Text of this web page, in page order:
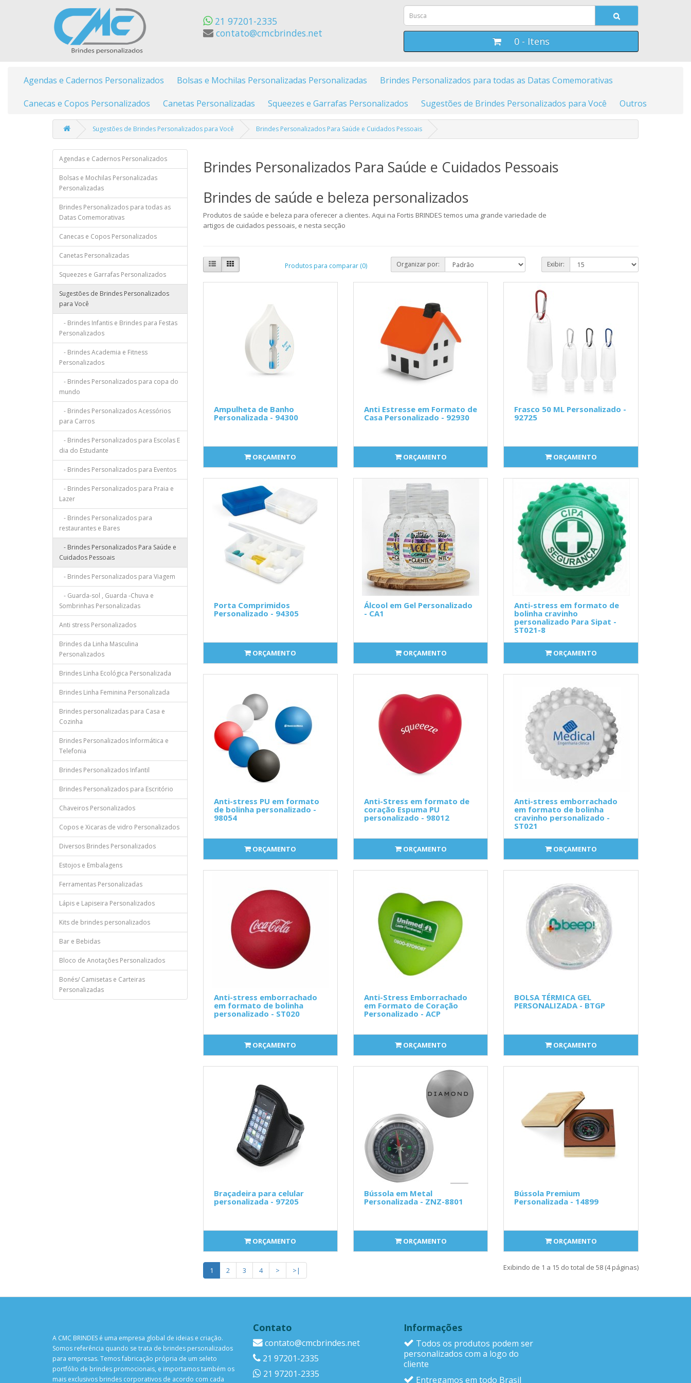
21 97201-2335
contato@cmcbrindes.net
0 - Itens
Agendas e Cadernos Personalizados Bolsas e Mochilas Personalizadas Personalizadas Brindes Personalizados para todas as Datas Comemorativas
Canecas e Copos Personalizados Canetas Personalizadas Squeezes e Garrafas Personalizados Sugestões de Brindes Personalizados para Você Outros
Sugestões de Brindes Personalizados para Você Brindes Personalizados Para Saúde e Cuidados Pessoais
Agendas e Cadernos Personalizados
Bolsas e Mochilas Personalizadas
Personalizadas
Brindes Personalizados para todas as
Datas Comemorativas
Canecas e Copos Personalizados
Canetas Personalizadas
Squeezes e Garrafas Personalizados
Sugestões de Brindes Personalizados
para Você
- Brindes Infantis e Brindes para Festas
Personalizados
- Brindes Academia e Fitness
Personalizados
- Brindes Personalizados para copa do
mundo
- Brindes Personalizados Acessórios
para Carros
- Brindes Personalizados para Escolas E
dia do Estudante
- Brindes Personalizados para Eventos
- Brindes Personalizados para Praia e
Lazer
- Brindes Personalizados para
restaurantes e Bares
- Brindes Personalizados Para Saúde e
Cuidados Pessoais
- Brindes Personalizados para Viagem
- Guarda-sol , Guarda -Chuva e
Sombrinhas Personalizadas
Anti stress Personalizados
Brindes da Linha Masculina
Personalizados
Brindes Linha Ecológica Personalizada
Brindes Linha Feminina Personalizada
Brindes personalizadas para Casa e
Cozinha
Brindes Personalizados Informática e
Telefonia
Brindes Personalizados Infantil
Brindes Personalizados para Escritório
Chaveiros Personalizados
Copos e Xicaras de vidro Personalizados
Diversos Brindes Personalizados
Estojos e Embalagens
Ferramentas Personalizadas
Lápis e Lapiseira Personalizados
Kits de brindes personalizados
Bar e Bebidas
Bloco de Anotações Personalizados
Bonés/ Camisetas e Carteiras
Personalizadas
Brindes Personalizados Para Saúde e Cuidados Pessoais
Brindes de saúde e beleza personalizados
Produtos de saúde e beleza para oferecer a clientes. Aqui na Fortis BRINDES temos uma grande variedade de
artigos de cuidados pessoais, e nesta secção
Produtos para comparar (0) Organizar por: Exibir:
Ampulheta de Banho
Personalizada - 94300
ORÇAMENTO
Anti Estresse em Formato de
Casa Personalizado - 92930
ORÇAMENTO
Frasco 50 ML Personalizado -
92725
ORÇAMENTO
Porta Comprimidos
Personalizado - 94305
ORÇAMENTO
Álcool em Gel Personalizado
- CA1
ORÇAMENTO
Anti-stress em formato de
bolinha cravinho
personalizado Para Sipat -
ST021-8
ORÇAMENTO
Anti-stress PU em formato
de bolinha personalizado -
98054
ORÇAMENTO
Anti-Stress em formato de
coração Espuma PU
personalizado - 98012
ORÇAMENTO
Anti-stress emborrachado
em formato de bolinha
cravinho personalizado -
ST021
ORÇAMENTO
Anti-stress emborrachado
em formato de bolinha
personalizado - ST020
ORÇAMENTO
Anti-Stress Emborrachado
em Formato de Coração
Personalizado - ACP
ORÇAMENTO
BOLSA TÉRMICA GEL
PERSONALIZADA - BTGP
ORÇAMENTO
Braçadeira para celular
personalizada - 97205
ORÇAMENTO
Bússola em Metal
Personalizada - ZNZ-8801
ORÇAMENTO
Bússola Premium
Personalizada - 14899
ORÇAMENTO
1 2 3 4 > >| Exibindo de 1 a 15 do total de 58 (4 páginas)
A CMC BRINDES é uma empresa global de ideias e criação.
Somos referência quando se trata de brindes personalizados
para empresas. Temos fabricação própria de um seleto
portfólio de brindes promocionais, e importamos também os
mais exclusivos brindes corporativos de acordo com cada
Contato
contato@cmcbrindes.net
21 97201-2335
21 97201-2335
Informações
Todos os produtos podem ser
personalizados com a logo do
cliente
Entregamos em todo Brasil